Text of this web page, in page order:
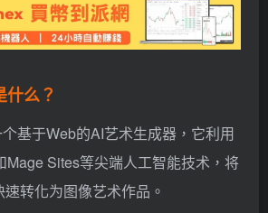
么？
基于Web的AI艺术生成器，它利用
Mage Sites等尖端人工智能技术，将
转化为图像艺术作品。